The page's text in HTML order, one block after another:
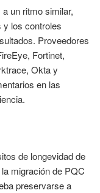
un ritmo similar,
y los controles
Proveedores
Fortinet,
Okta y
en las
de longevidad de
migración de PQC
preservarse a